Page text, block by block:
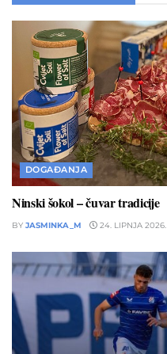
DOGAĐANJA
Ninski šokol – čuvar tradicije
BY JASMINKA_M 24. LIPNJA 2026.